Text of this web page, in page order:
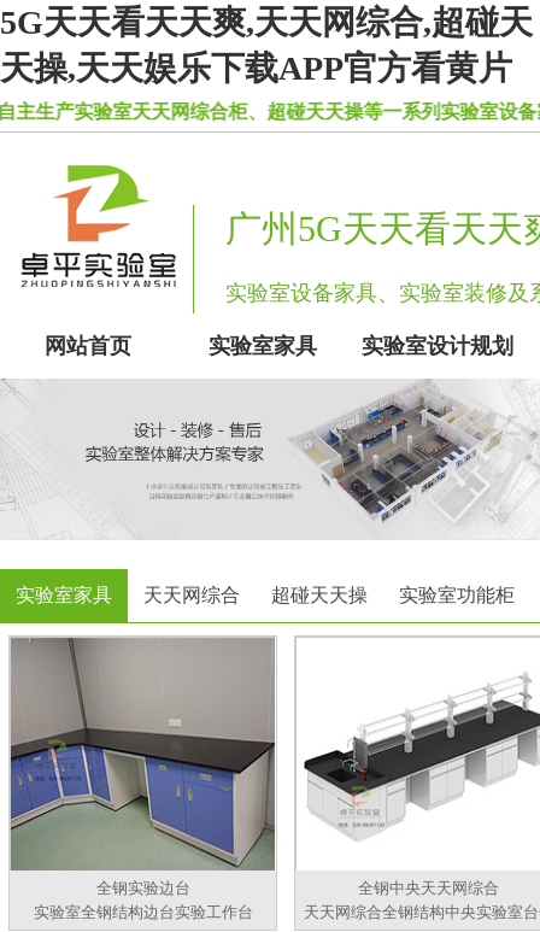
5G天天看天天爽,天天网综合,超碰天
天操,天天娱乐下载APP官方看黄片
室天天网综合柜、超碰天天操等一系列实验室设备家具
广州5G天天看天
实验室设备家具、实验室装修
网站首页 实验室家具 实验室设计规划
实验室家具 天天网综合 超碰天天操 实验室功能柜
全钢实验边台
实验室全钢结构边台实验工作台
全钢中央天天网综合
天天网综合全钢结构中央实验室